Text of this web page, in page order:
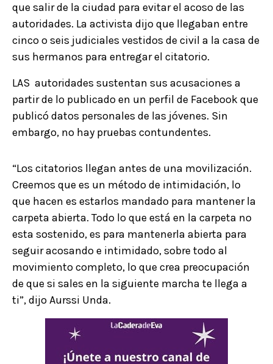
que salir de la ciudad para evitar el acoso de las
autoridades. La activista dijo que llegaban entre
cinco o seis judiciales vestidos de civil a la casa de
sus hermanos para entregar el citatorio.
LAS autoridades sustentan sus acusaciones a
partir de lo publicado en un perfil de Facebook que
publicó datos personales de las jóvenes. Sin
embargo, no hay pruebas contundentes.
“Los citatorios llegan antes de una movilización.
Creemos que es un método de intimidación, lo
que hacen es estarlos mandado para mantener la
carpeta abierta. Todo lo que está en la carpeta no
esta sostenido, es para mantenerla abierta para
seguir acosando e intimidado, sobre todo al
movimiento completo, lo que crea preocupación
de que si sales en la siguiente marcha te llega a
ti”, dijo Aurssi Unda.